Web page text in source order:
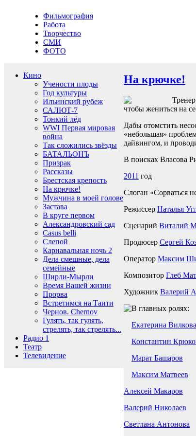
Фильмография
Работа
Творчество
СМИ
ФОТО
Кино
Учености плоды
Год культуры
Ильинский рубеж
САЛЮТ-7
Тонкий лёд
WWI Первая мировая
война
Так сложились звёзды
БАТАЛЬОНЪ
Призрак
Рассказы
Брестская крепость
На крючке!
Мужчина в моей голове
Застава
В круге первом
Александровский сад
Casus belli
Слепой
Карнавальная ночь 2
Дела смешные, дела
семейные
Ширли-Мырли
Время Вашей жизни
Прорва
Встретимся на Таити
Чернов. Chernov
Гулять, так гулять,
стрелять, так стрелять...
Радио 1
Театр
Телевидение
На крючке!
чтобы жениться на
Дабы отомстить
«небольшая»
дайвингом, и
В поисках Власова
2011 год
Слоган «Сорваться
Режиссер Наталья
Сценарий Виталий
Продюсер Сергей
Оператор Максим
Композитор Глеб
Художник Валерий
В главных ролях:
Екатерина Вилкова
Константин
Марат Башаров
Максим Матвеев
Алексей Макаров
Валерий Николаев
Светлана Антонова